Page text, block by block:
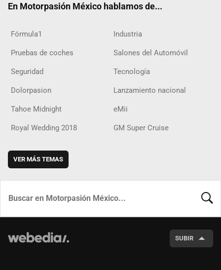
En Motorpasión México hablamos de...
Fórmula1 Industria
Pruebas de coches Salones del Automóvil
Seguridad Tecnología
Dolorpasion Lanzamiento nacional
Tahoe Midnight eMii
Royal Wedding 2018 GM Super Cruise
VER MÁS TEMAS
SUBIR